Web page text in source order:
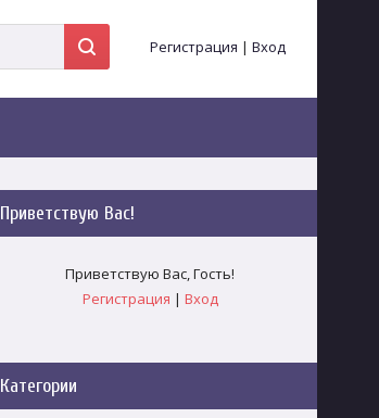
Регистрация | Вход
Приветствую Вас!
Приветствую Вас,Гость!
Регистрация | Вход
Категории